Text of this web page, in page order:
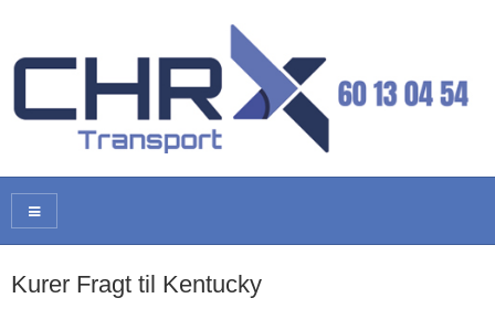
Kurer Fragt til Kentucky